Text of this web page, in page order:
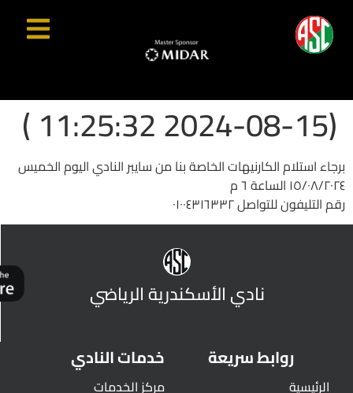
(2024-08-15 11:25:32 )
برجاء استلام الكارنيهات الخاصة بنا من سايبر النادي اليوم الخميس
١٥/٠٨/٢٠٢٤ الساعة ٦ م
رقم التليفون للتواصل ٠١٠٠٤٣١٦٣٣٢
نادي الأسكندرية الرياضي
روابط سريعة
الرئيسية
خدمات النادي
مركز الخدمات